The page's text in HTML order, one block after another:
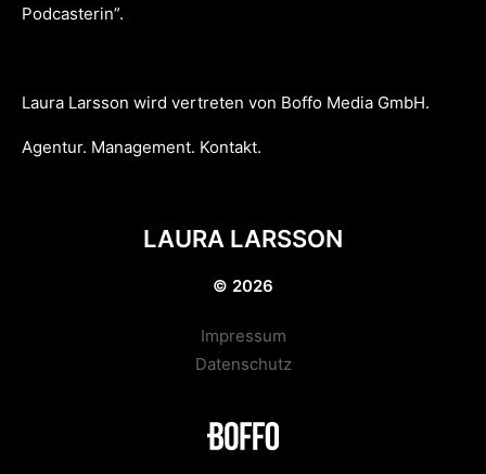
Podcasterin”.
Laura Larsson wird vertreten von Boffo Media GmbH.
Agentur. Management. Kontakt.
LAURA LARSSON
© 2026
Impressum
Datenschutz